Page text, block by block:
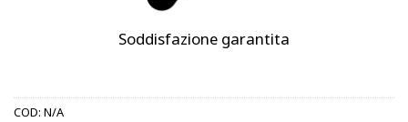
Soddisfazione garantita
COD: N/A